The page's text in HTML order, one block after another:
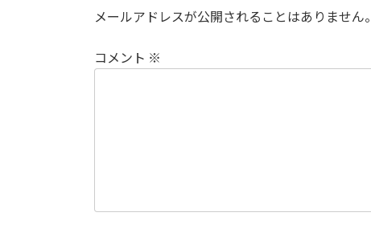
メールアドレスが公開されることはありません。
コメント ※